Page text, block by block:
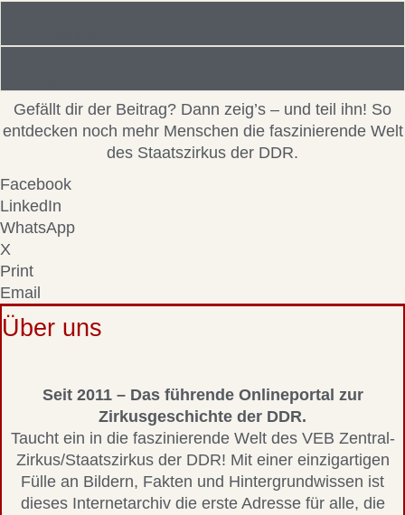
Gefällt dir der Beitrag? Dann zeig’s – und teil ihn! So
entdecken noch mehr Menschen die faszinierende Welt
des Staatszirkus der DDR.
Facebook
LinkedIn
WhatsApp
X
Print
Email
Über uns
Seit 2011 – Das führende Onlineportal zur
Zirkusgeschichte der DDR.
Taucht ein in die faszinierende Welt des VEB Zentral-
Zirkus/Staatszirkus der DDR! Mit einer einzigartigen
Fülle an Bildern, Fakten und Hintergrundwissen ist
dieses Internetarchiv die erste Adresse für alle, die